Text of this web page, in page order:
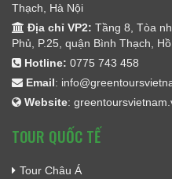
Thạch, Hà Nội
Địa chỉ VP2: Tầng 8, Tòa
Phủ, P.25, quận Bình Thạch,
Hotline: 0775 743 458
Email:
Website:
TOUR QUỐC TẾ
Tour Châu Á